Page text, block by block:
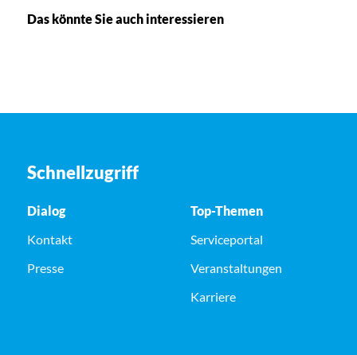
Das könnte Sie auch interessieren
Schnellzugriff
Dialog
Kontakt
Presse
Top-Themen
Serviceportal
Veranstaltungen
Karriere